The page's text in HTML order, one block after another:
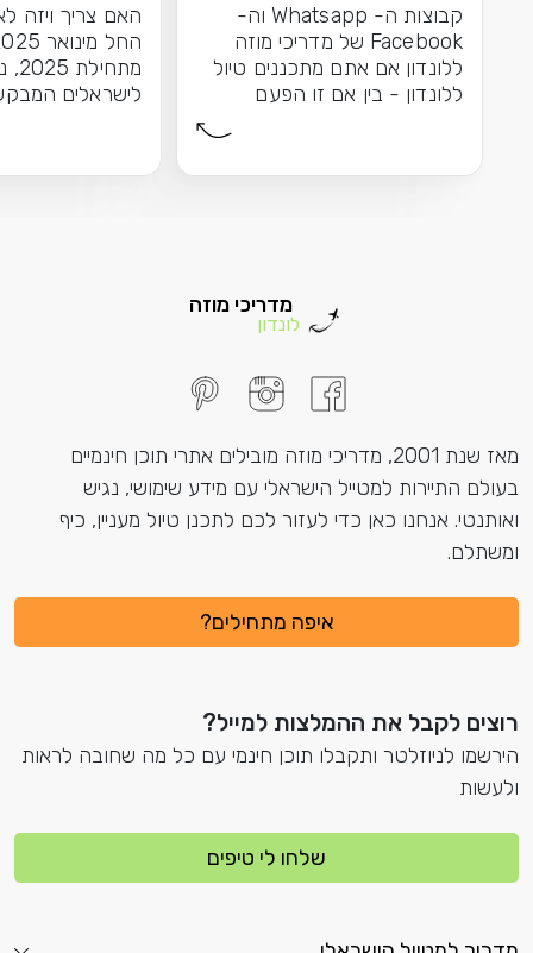
קבוצות ה- Whatsapp וה-
Facebook של מדריכי מוזה
ללונדון אם אתם מתכננים טיול
ללונדון - בין אם זו הפעם
האם צריך ויזה
לישראלים
מדריכי מוזה
לונדון
מאז שנת 2001, מדריכי מוזה מובילים אתרי תוכן חינמיים
בעולם התיירות למטייל הישראלי עם מידע שימושי, נגיש
ואותנטי. אנחנו כאן כדי לעזור לכם לתכנן טיול מעניין, כיף
ומשתלם.
איפה מתחילים?
רוצים לקבל את ההמלצות למייל?
הירשמו לניוזלטר ותקבלו תוכן חינמי עם כל מה שחובה לראות
ולעשות
שלחו לי טיפים